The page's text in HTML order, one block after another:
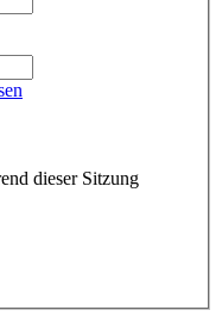
dieser Sitzung